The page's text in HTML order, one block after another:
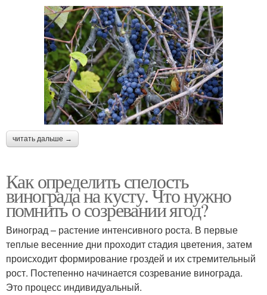
читать дальше →
Как определить спелость
винограда на кусту. Что нужно
помнить о созревании ягод?
Виноград – растение интенсивного роста. В первые
теплые весенние дни проходит стадия цветения, затем
происходит формирование гроздей и их стремительный
рост. Постепенно начинается созревание винограда.
Это процесс индивидуальный.